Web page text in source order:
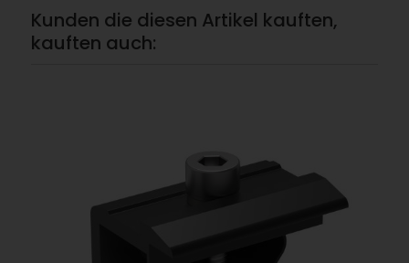
Kunden die diesen Artikel kauften,
kauften auch: